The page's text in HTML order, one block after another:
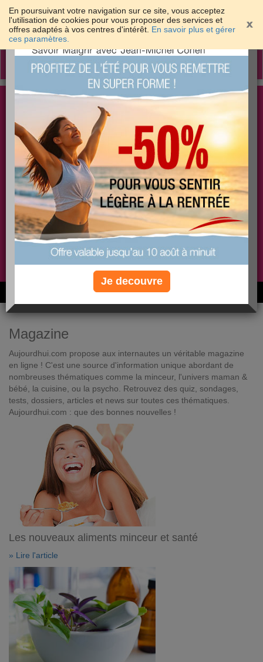
En poursuivant votre navigation sur ce site, vous acceptez
l'utilisation de cookies pour vous proposer des services et
offres adaptés à vos centres d'intérêt. En savoir plus et gérer
ces paramètres.
Toggle
Les meilleures solutions pour maigrir et être bien
dans sa peau
PLUS
EFFICACE
PLUS
SANTÉ
PLUS
COACHING
Non, je préfère le régime gratuit
6M de personnes ont maigri et réappris à manger avec nous
Magazine
Aujourdhui.com propose aux internautes un véritable magazine
en ligne ! C'est une source d'information unique abordant de
nombreuses thématiques comme la minceur, l'univers maman &
bébé, la cuisine, ou la psycho. Retrouvez des quiz, sondages,
tests, dossiers, articles et news sur toutes ces thématiques.
Aujourdhui.com : que des bonnes nouvelles !
Les nouveaux aliments minceur et santé
» Lire l'article
×
Je decouvre